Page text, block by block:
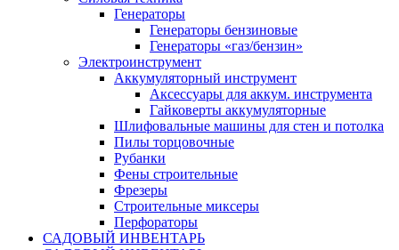
Генераторы
Генераторы бензиновые
Генераторы «газ/бензин»
Электроинструмент
Аккумуляторный инструмент
Аксессуары для аккум. инструмента
Гайковерты аккумуляторные
Шлифовальные машины для стен и потолка
Пилы торцовочные
Рубанки
Фены строительные
Фрезеры
Строительные миксеры
Перфораторы
САДОВЫЙ ИНВЕНТАРЬ